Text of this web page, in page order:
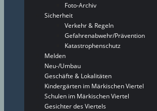
Foto-Archiv
Sicherheit
Verkehr & Regeln
Gefahrenabwehr/Prävention
Katastrophenschutz
Melden
Neu-/Umbau
Geschäfte & Lokalitäten
Kindergärten im Märkischen Viertel
Schulen im Märkischen Viertel
Gesichter des Viertels